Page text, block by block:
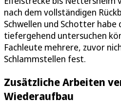
nach dem vollständigen
Schwellen und Schotter habe
tiefergehend untersuchen
Fachleute mehrere, zuvor
Schlammstellen fest.
Zusätzliche Arbeiten
Wiederaufbau